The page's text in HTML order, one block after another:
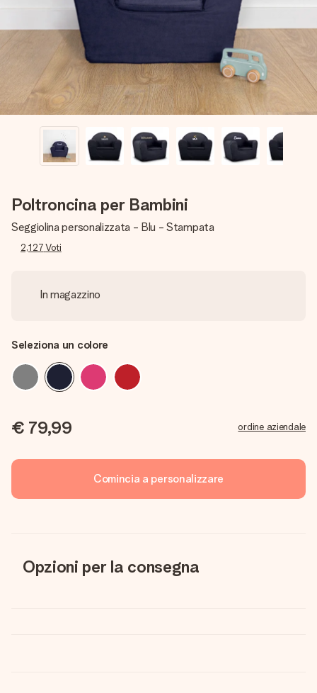
una tua foto o un messaggio che tocchi il cuore. Nessuna
complicazione, solo tanto amore per il momento perfetto.
Poltroncina per Bambini
Seggiolina personalizzata - Blu - Stampata
2,127Voti
In magazzino
Seleziona un colore
€ 79,99 ordine aziendale
Comincia a personalizzare
Opzioni per la consegna